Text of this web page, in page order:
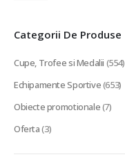
Categorii De Produse
Cupe, Trofee si Medalii (554)
Echipamente Sportive(653)
Obiecte promotionale(7)
Oferta(3)